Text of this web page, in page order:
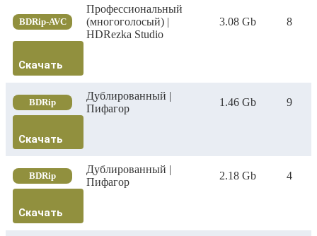
BDRip-AVC
Профессиональный
(многоголосый) |
HDRezka Studio
3.08 Gb 8
Скачать
BDRip
Дублированный |
Пифагор
1.46 Gb 9
Скачать
BDRip
Дублированный |
Пифагор
2.18 Gb 4
Скачать